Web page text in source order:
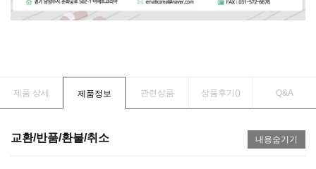
제품 상세 제품정보 관련상품 상품후기() Q&A
교환/반품/환불/취소 내용숨기기